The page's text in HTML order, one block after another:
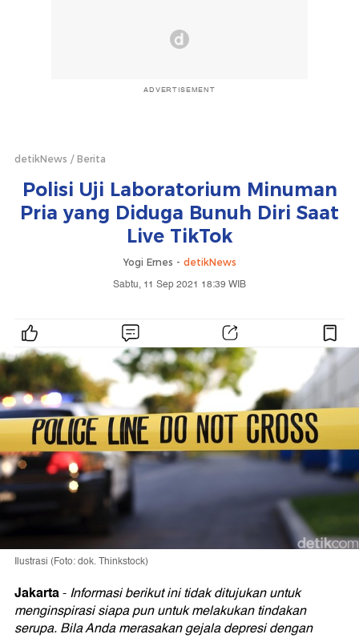
ADVERTISEMENT
detikNews Berita
Polisi Uji Laboratorium Minuman
Pria yang Diduga Bunuh Diri Saat
Live TikTok
Yogi Ernes - detikNews
Sabtu, 11 Sep 2021 18:39 WIB
Ilustrasi (Foto: dok. Thinkstock)
Jakarta-Informasi berikut ini tidak ditujukan untuk
menginspirasi siapa pun untuk melakukan tindakan
serupa. Bila Anda merasakan gejala depresi dengan